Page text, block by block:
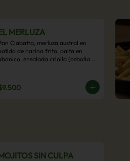
MERLUZA
Ciabatta, merluza austral en
de harina frito, palta en
ensalada criolla (cebolla
papas fritas.
SIN CULPA